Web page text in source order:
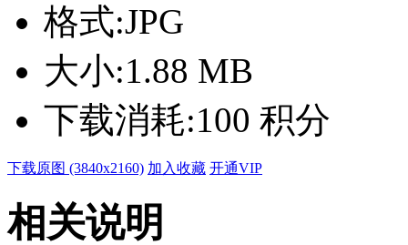
格式:JPG
大小:1.88 MB
下载消耗:100 积分
下载原图 (3840x2160) 加入收藏 开通VIP
相关说明